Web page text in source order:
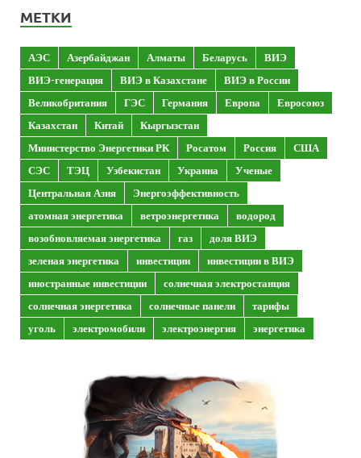
МЕТКИ
АЭС Азербайджан Алматы Беларусь
ВИЭ
ВИЭ-генерация
ВИЭ в Казахстане
ВИЭ в России
Великобритания
ГЭС Германия Европа
Евросоюз
Казахстан
Китай
Кыргызстан
Министерство Энергетики РК
Росатом Россия
США
СЭС
ТЭЦ Узбекистан Украина
Ученые
Центральная Азия
Энергоэффективность
атомная энергетика
ветроэнергетика
водород
возобновляемая энергетика
газ
доля ВИЭ
зеленая энергетика
инвестиции
инвестиции в ВИЭ
иностранные инвестиции
солнечная электростанция
солнечная энергетика
солнечные панели
тарифы
уголь
электромобили электроэнергия энергетика